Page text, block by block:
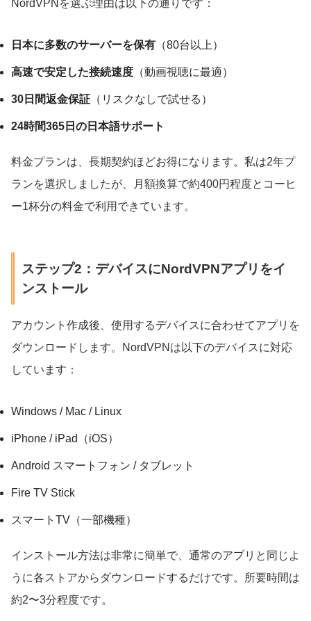
NordVPNを選ぶ理由は以下の通りです：
日本に多数のサーバーを保有 （80台以上）
高速で安定した接続速度 （動画視聴に最適）
30日間返金保証 （リスクなしで試せる）
24時間365日の日本語サポート
料金プランは、長期契約ほどお得になります。私は2年プ
ランを選択しましたが、月額換算で約400円程度とコーヒ
ー1杯分の料金で利用できています。
ステップ2：デバイスにNordVPNアプリをイ
ンストール
アカウント作成後、使用するデバイスに合わせてアプリを
ダウンロードします。NordVPNは以下のデバイスに対応
しています：
Windows / Mac / Linux
iPhone / iPad（iOS）
Android スマートフォン / タブレット
Fire TV Stick
スマートTV（一部機種）
インストール方法は非常に簡単で、通常のアプリと同じよ
うに各ストアからダウンロードするだけです。所要時間は
約2〜3分程度です。